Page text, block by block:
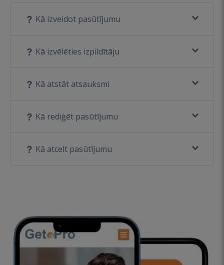
Kā izveidot pasūtījumu
Kā izvēlēties izpildītāju
Kā atstāt atsauksmi
Kā rediģēt pasūtījumu
Kā atcelt pasūtījumu